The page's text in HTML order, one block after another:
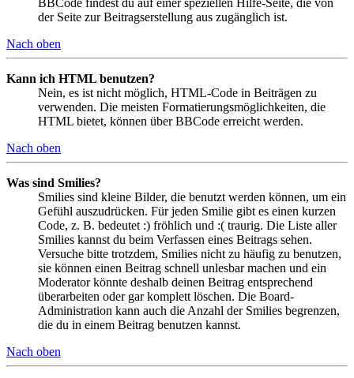
BBCode findest du auf einer speziellen Hilfe-Seite, die von
der Seite zur Beitragserstellung aus zugänglich ist.
Nach oben
Kann ich HTML benutzen?
Nein, es ist nicht möglich, HTML-Code in Beiträgen zu
verwenden. Die meisten Formatierungsmöglichkeiten, die
HTML bietet, können über BBCode erreicht werden.
Nach oben
Was sind Smilies?
Smilies sind kleine Bilder, die benutzt werden können, um ein
Gefühl auszudrücken. Für jeden Smilie gibt es einen kurzen
Code, z. B. bedeutet :) fröhlich und :( traurig. Die Liste aller
Smilies kannst du beim Verfassen eines Beitrags sehen.
Versuche bitte trotzdem, Smilies nicht zu häufig zu benutzen,
sie können einen Beitrag schnell unlesbar machen und ein
Moderator könnte deshalb deinen Beitrag entsprechend
überarbeiten oder gar komplett löschen. Die Board-
Administration kann auch die Anzahl der Smilies begrenzen,
die du in einem Beitrag benutzen kannst.
Nach oben